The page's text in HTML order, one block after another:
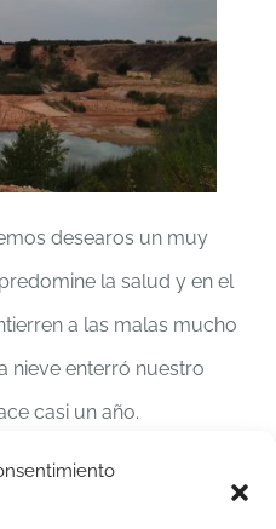
desearos un muy
la salud y en el
a las malas mucho
nieve enterró nuestro
casi un año.